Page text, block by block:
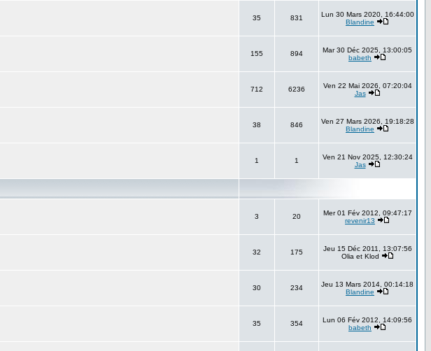
35 831
Lun 30 Mars 2020, 16:44:00
Blandine
155 894
Mar 30 Déc 2025, 13:00:05
babeth
712 6236
Ven 22 Mai 2026, 07:20:04
Jas
38 846
Ven 27 Mars 2026, 19:18:28
Blandine
1 1
Ven 21 Nov 2025, 12:30:24
Jas
3 20
Mer 01 Fév 2012, 09:47:17
revenir13
32 175
Jeu 15 Déc 2011, 13:07:56
Olia et Klod
30 234
Jeu 13 Mars 2014, 00:14:18
Blandine
35 354
Lun 06 Fév 2012, 14:09:56
babeth